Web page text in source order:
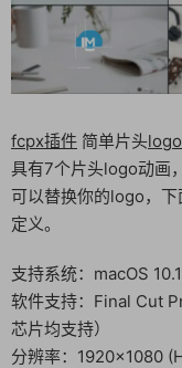
fcpx插件 简单片头logo
具有7个片头logo动画
可以替换你的logo，
定义。
支持系统：macOS
软件支持：Final Cut
芯片均支持）
分辨率：1920×1080